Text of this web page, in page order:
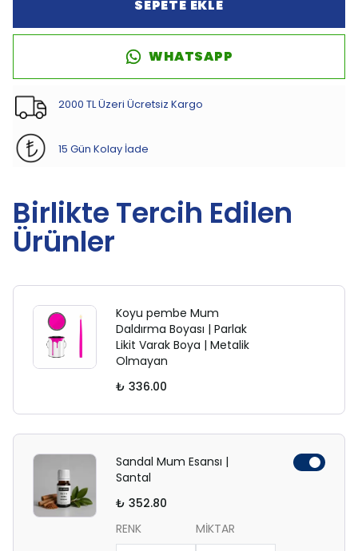
SEPETE EKLE
WHATSAPP
2000 TL Üzeri Ücretsiz Kargo
15 Gün Kolay İade
Birlikte Tercih Edilen
Ürünler
Koyu pembe Mum
Daldırma Boyası | Parlak
Likit Varak Boya | Metalik
Olmayan
₺ 336.00
Sandal Mum Esansı |
Santal
₺ 352.80
RENK
MİKTAR